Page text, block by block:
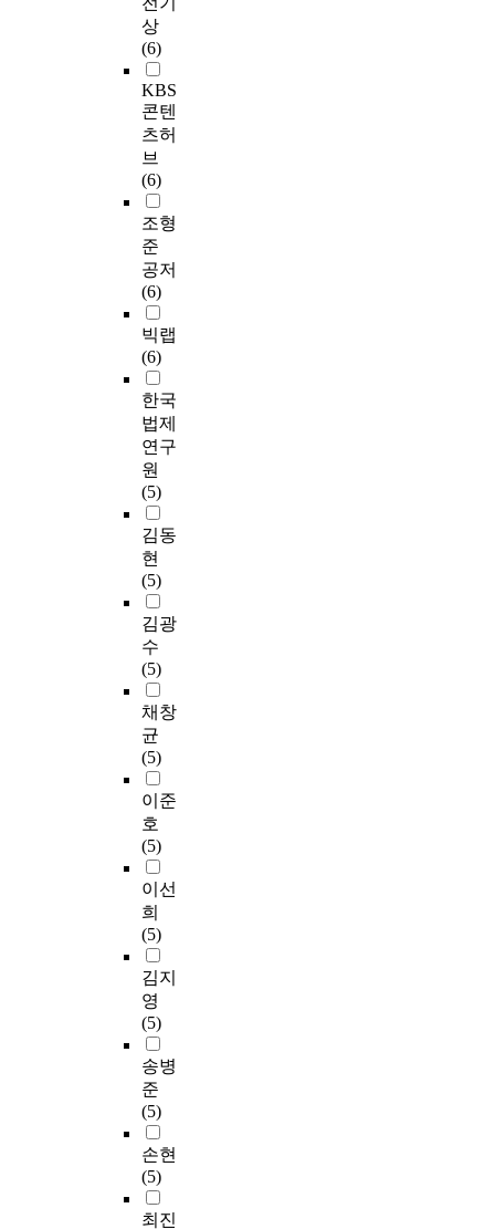
상
(6)
KBS
콘텐
츠허
브
(6)
조형
준
공저
(6)
빅랩
(6)
한국
법제
연구
원
(5)
김동
현
(5)
김광
수
(5)
채창
균
(5)
이준
호
(5)
이선
희
(5)
김지
영
(5)
송병
준
(5)
손현
(5)
최진